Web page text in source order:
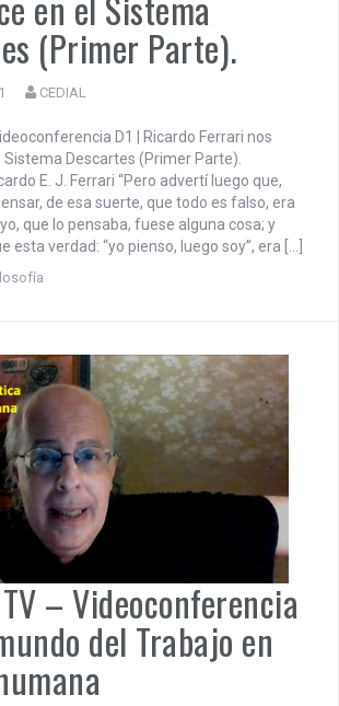
(Primer Parte).
CEDIAL
D1 | Ricardo Ferrari nos
Descartes (Primer Parte).
E. J. Ferrari “Pero advertí luego que,
de esa suerte, que todo es falso, era
que lo pensaba, fuese alguna cosa; y
esta verdad: “yo pienso, luego soy”, era […]
– Videoconferencia
del Trabajo en